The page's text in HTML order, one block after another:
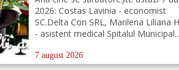
2026: Costas Lavinia - economist
SC.Delta Con SRL, Marilena Liliana
- asistent medical Spitalul Municipal
misionar protopopesc Protopopiatul
Dorohoi, Marcela Simona Vieru -
7 august 2026